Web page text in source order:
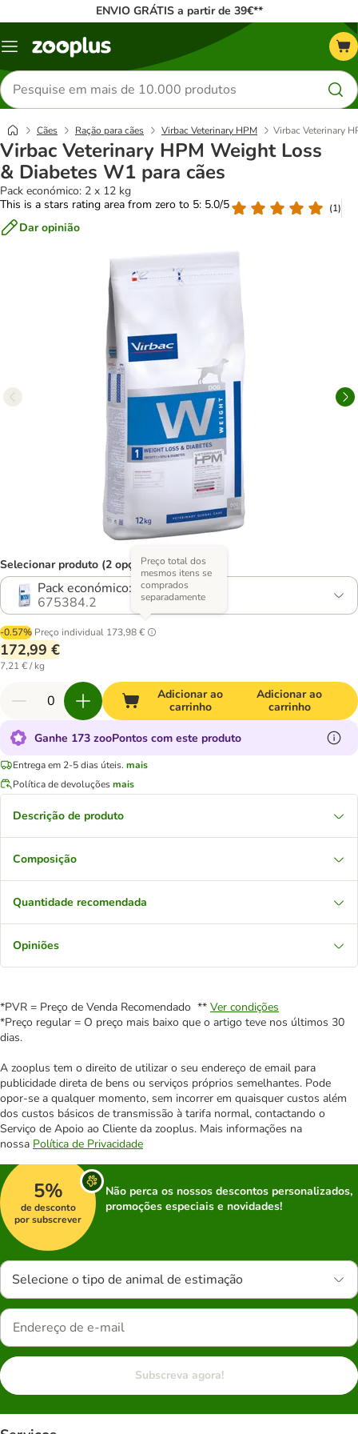
ENVIO GRÁTIS a partir de 39€**
Menu
Pesquisar
produtos
Cães Ração para cães Virbac Veterinary HPM Virbac Veterinary
Virbac Veterinary HPM Weight Loss
& Diabetes W1 para cães
Pack económico: 2 x 12 kg
This is a stars rating area from zero to 5: 5.0/5
(1)
Dar opinião
Selecionar produto (2 opções)
Pack económico: 2 x 12 kg
675384.2
-0.57% Preço individual 173,98 €
Preço total dos
mesmos itens se
comprados
separadamente
172,99 €
7,21 € / kg
Adicionar ao
carrinho
Adicionar ao
carrinho
Ganhe 173 zooPontos com este produto
Entrega em 2-5 dias úteis. mais
Política de devoluçõesmais
Descrição de produto
Composição
Quantidade recomendada
Opiniões
*PVR = Preço de Venda Recomendado ** Ver condições
*Preço regular = O preço mais baixo que o artigo teve nos últimos 30
dias.
A zooplus tem o direito de utilizar o seu endereço de email para
publicidade direta de bens ou serviços próprios semelhantes. Pode
opor-se a qualquer momento, sem incorrer em quaisquer custos além
dos custos básicos de transmissão à tarifa normal, contactando o
Serviço de Apoio ao Cliente da zooplus. Mais informações na
nossa Política de Privacidade
5%
de desconto
por subscrever
Não perca os nossos descontos personalizados,
promoções especiais e novidades!
Selecione o tipo de animal de estimação
Subscreva agora!